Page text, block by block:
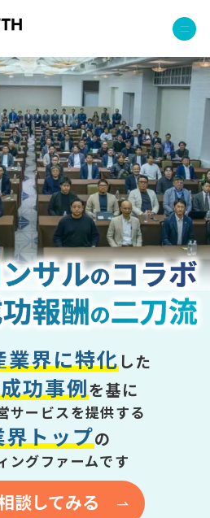
ルティング
住宅フランチャイズ）
行
ネル作成
コストダウン
ー視察会・勉強会
管理システム
ト事例
ロード
業界に特化した
功事例を基に
サービスを提供する
トップの
ングファームです
談してみる